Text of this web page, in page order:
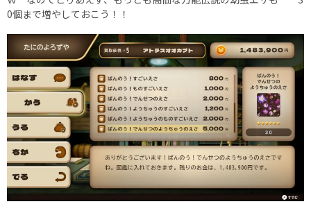
0個まで増やしておこう！！